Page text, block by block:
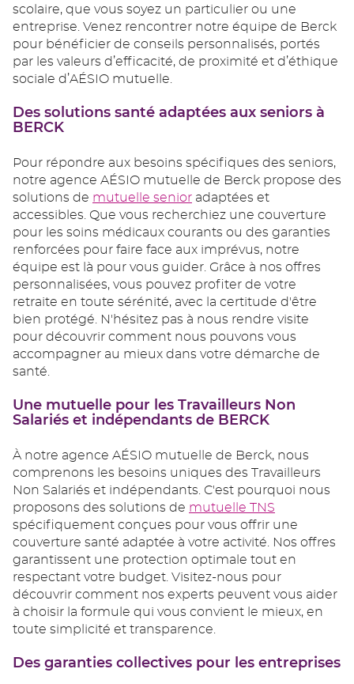
scolaire, que vous soyez un particulier ou une
entreprise. Venez rencontrer notre équipe de Berck
pour bénéficier de conseils personnalisés, portés
par les valeurs d’efficacité, de proximité et d’éthique
sociale d’AÉSIO mutuelle.
Des solutions santé adaptées aux seniors à
BERCK
Pour répondre aux besoins spécifiques des seniors,
notre agence AÉSIO mutuelle de Berck propose des
solutions de mutuelle senior adaptées et
accessibles. Que vous recherchiez une couverture
pour les soins médicaux courants ou des garanties
renforcées pour faire face aux imprévus, notre
équipe est là pour vous guider. Grâce à nos offres
personnalisées, vous pouvez profiter de votre
retraite en toute sérénité, avec la certitude d'être
bien protégé. N'hésitez pas à nous rendre visite
pour découvrir comment nous pouvons vous
accompagner au mieux dans votre démarche de
santé.
Une mutuelle pour les Travailleurs Non
Salariés et indépendants de BERCK
À notre agence AÉSIO mutuelle de Berck, nous
comprenons les besoins uniques des Travailleurs
Non Salariés et indépendants. C'est pourquoi nous
proposons des solutions de mutuelle TNS
spécifiquement conçues pour vous offrir une
couverture santé adaptée à votre activité. Nos offres
garantissent une protection optimale tout en
respectant votre budget. Visitez-nous pour
découvrir comment nos experts peuvent vous aider
à choisir la formule qui vous convient le mieux, en
toute simplicité et transparence.
Des garanties collectives pour les entreprises